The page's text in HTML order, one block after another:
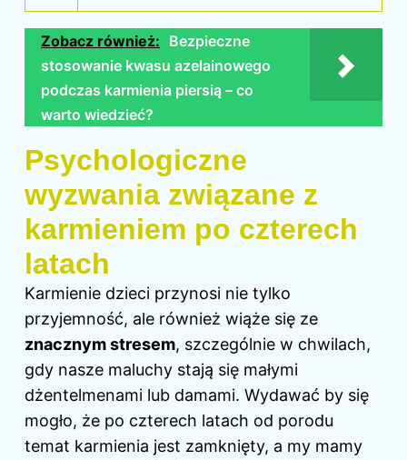
Zobacz również: Bezpieczne
stosowanie kwasu azelainowego
podczas karmienia piersią – co
warto wiedzieć?
Psychologiczne
wyzwania związane z
karmieniem po czterech
latach
Karmienie dzieci przynosi nie tylko
przyjemność, ale również wiąże się ze
znacznym stresem, szczególnie w chwilach,
gdy nasze maluchy stają się małymi
dżentelmenami lub damami. Wydawać by się
mogło, że po czterech latach od porodu
temat karmienia jest zamknięty, a my mamy